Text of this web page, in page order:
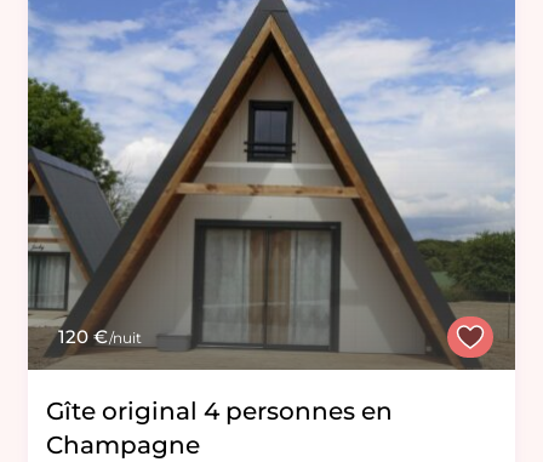
120 €/nuit
Gîte original 4 personnes en
Champagne